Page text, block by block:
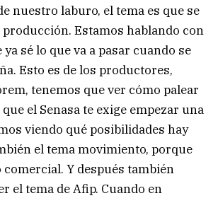
nuestro laburo, el tema es que se
producción. Estamos hablando con
ya sé lo que va a pasar cuando se
Esto es de los productores,
tenemos que ver cómo palear
el Senasa te exige empezar una
viendo qué posibilidades hay
el tema movimiento, porque
Y después también
el tema de Afip. Cuando en